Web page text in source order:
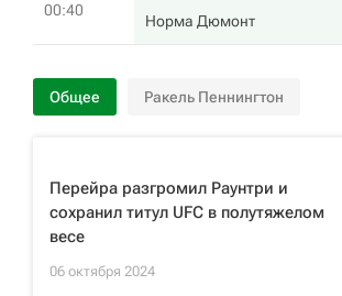
00:40
Норма Дюмонт
Общее Ракель Пеннингтон
Перейра разгромил Раунтри и
сохранил титул UFC в полутяжелом
весе
06 октября 2024